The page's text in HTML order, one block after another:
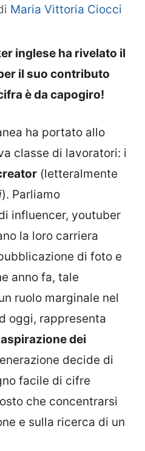
Maria Vittoria Ciocci
inglese ha rivelato il
il suo contributo
è da capogiro!
ha portato allo
classe di lavoratori: i
(letteralmente
). Parliamo
influencer, youtuber
la loro carriera
di foto e
anno fa, tale
ruolo marginale nel
oggi, rappresenta
dei
decide di
facile di cifre
che concentrarsi
e sulla ricerca di un